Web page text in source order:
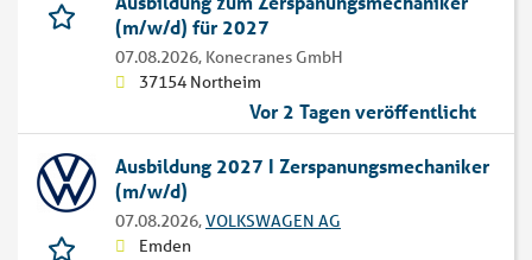
(m/w/d) für 2027
07.08.2026, Konecranes GmbH
37154 Northeim
Vor 2 Tagen veröffentlicht
Ausbildung 2027 I Zerspanungsmechaniker
(m/w/d)
07.08.2026,VOLKSWAGEN AG
Emden